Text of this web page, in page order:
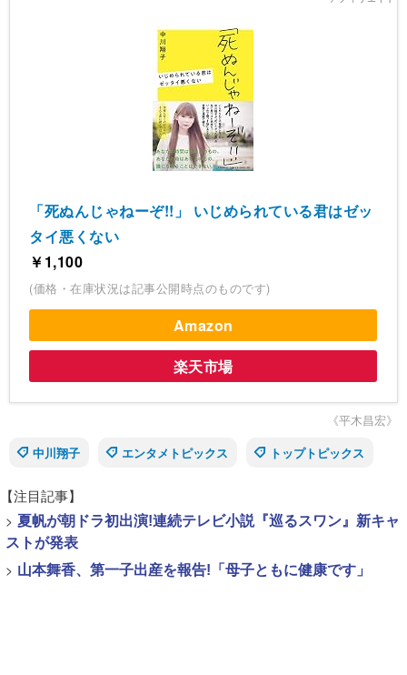
「死ぬんじゃねーぞ!!」 いじめられている君はゼッ
タイ悪くない
￥1,100
(価格・在庫状況は記事公開時点のものです)
Amazon
楽天市場
《平木昌宏》
中川翔子
エンタメトピックス トップトピックス
【注目記事】
> 夏帆が朝ドラ初出演!連続テレビ小説『巡るスワン』新キャ
ストが発表
> 山本舞香、第一子出産を報告!「母子ともに健康です」